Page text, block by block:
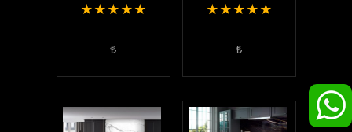
★ ★ ★ ★ ★
₺
★ ★ ★ ★ ★
₺